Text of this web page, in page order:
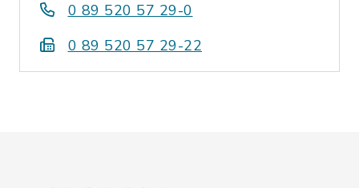
0 89 520 57 29-0
0 89 520 57 29-22